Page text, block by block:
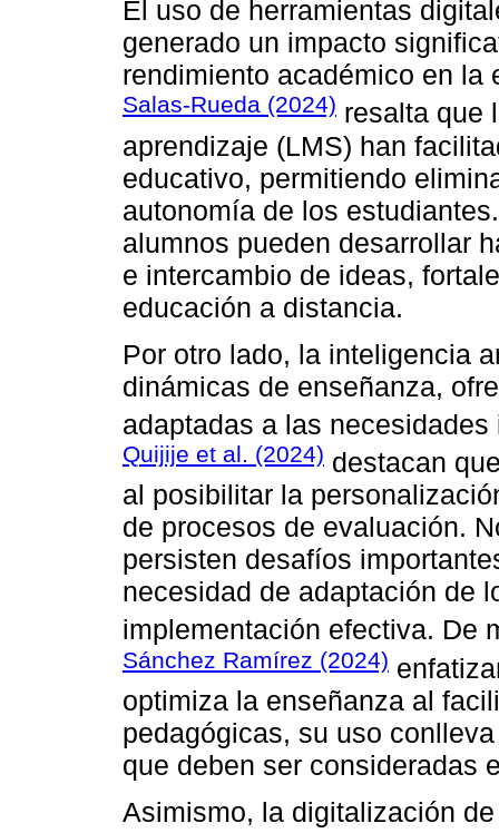
El uso de herramientas
generado un impacto
rendimiento académico en la
Salas-Rueda (2024) resalta que
aprendizaje (LMS) han
educativo, permitiendo
autonomía de los
alumnos pueden desarrollar
e intercambio de ideas,
educación a distancia.
Por otro lado, la inteligencia
dinámicas de enseñanza,
adaptadas a las
Quijije et al. (2024) destacan
al posibilitar la
de procesos de evaluación.
persisten desafíos
necesidad de adaptación de
implementación efectiva. De
Sánchez Ramírez (2024)
optimiza la enseñanza al
pedagógicas, su uso
que deben ser consideradas
Asimismo, la digitalización